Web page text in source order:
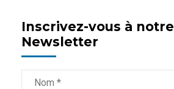
Inscrivez-vous à notre
Newsletter